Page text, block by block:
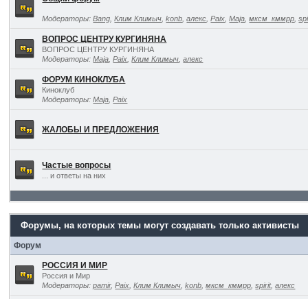
Модераторы:Bang ,Клим Климыч ,konb ,алекс ,Paix ,Maja ,мксм_кммрр ,
ВОПРОС ЦЕНТРУ КУРГИНЯНА
ВОПРОС ЦЕНТРУ КУРГИНЯНА
Модераторы:Maja ,Paix ,Клим Климыч ,алекс
ФОРУМ КИНОКЛУБА
Киноклуб
Модераторы:Maja ,Paix
ЖАЛОБЫ И ПРЕДЛОЖЕНИЯ
Частые вопросы
... и ответы на них
Форумы, на которых темы могут создавать только активисты
Форум
РОССИЯ И МИР
Россия и Мир
Модераторы:pamir,Paix ,Клим Климыч ,konb ,мксм_кммрр ,spirit,алекс